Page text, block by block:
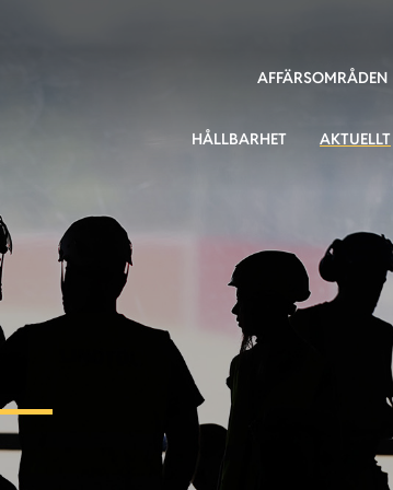
AFFÄRSOMRÅDEN
HÅLLBARHET AKTUELLT